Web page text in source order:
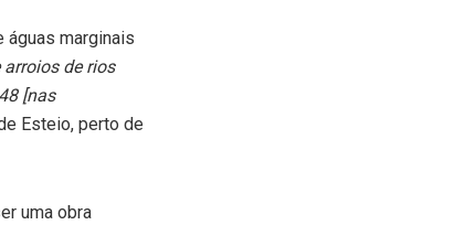
águas marginais
de rios
[nas
Esteio, perto de
uma obra